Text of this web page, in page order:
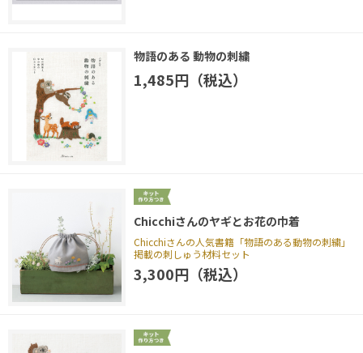
物語のある 動物の刺繍
1,485円（税込）
Chicchiさんのヤギとお花の巾着
Chicchiさんの人気書籍「物語のある動物の刺繍」
掲載の刺しゅう材料セット
3,300円（税込）